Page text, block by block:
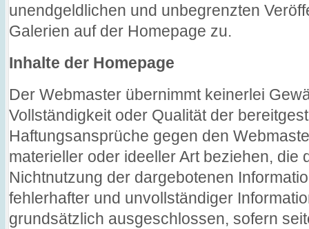
unendgeldlichen und unbegrenzten
Galerien auf der Homepage zu.
Inhalte der Homepage
Der Webmaster übernimmt keinerlei
Vollständigkeit oder Qualität der
Haftungsansprüche gegen den
materieller oder ideeller Art beziehen, die
Nichtnutzung der dargebotenen
fehlerhafter und unvollständiger
grundsätzlich ausgeschlossen, sofern